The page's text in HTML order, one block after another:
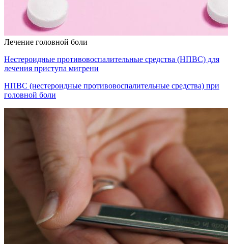
Лечение головной боли
Нестероидные противовоспалительные средства (НПВС) для
лечения приступа мигрени
НПВС (нестероидные противовоспалительные средства) при
головной боли